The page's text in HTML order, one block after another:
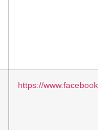
https://